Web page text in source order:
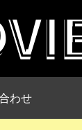
わせ